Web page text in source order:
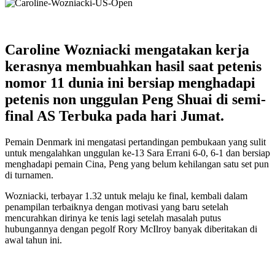
Caroline Wozniacki mengatakan kerja
kerasnya membuahkan hasil saat petenis
nomor 11 dunia ini bersiap menghadapi
petenis non unggulan Peng Shuai di semi-
final AS Terbuka pada hari Jumat.
Pemain Denmark ini mengatasi pertandingan pembukaan yang sulit
untuk mengalahkan unggulan ke-13 Sara Errani 6-0, 6-1 dan bersiap
menghadapi pemain Cina, Peng yang belum kehilangan satu set pun
di turnamen.
Wozniacki, terbayar 1.32 untuk melaju ke final, kembali dalam
penampilan terbaiknya dengan motivasi yang baru setelah
mencurahkan dirinya ke tenis lagi setelah masalah putus
hubungannya dengan pegolf Rory McIlroy banyak diberitakan di
awal tahun ini.